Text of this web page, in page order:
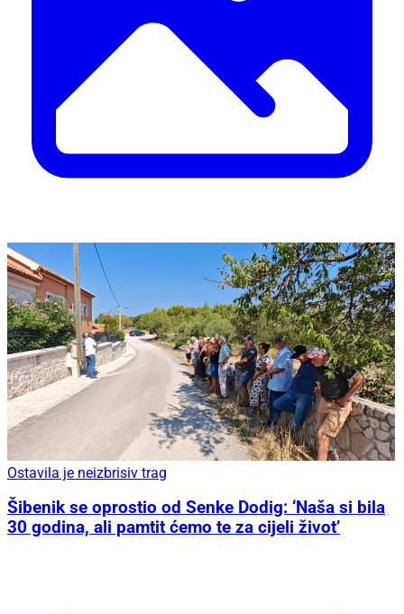
Ostavila je neizbrisiv trag
Šibenik se oprostio od Senke Dodig: ‘Naša si bila
30 godina, ali pamtit ćemo te za cijeli život’